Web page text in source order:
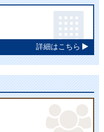
詳細はこちら